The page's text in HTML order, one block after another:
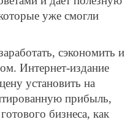
уже смогли
сэкономить и
Интернет-издание
установить на
прибыль,
бизнеса, как